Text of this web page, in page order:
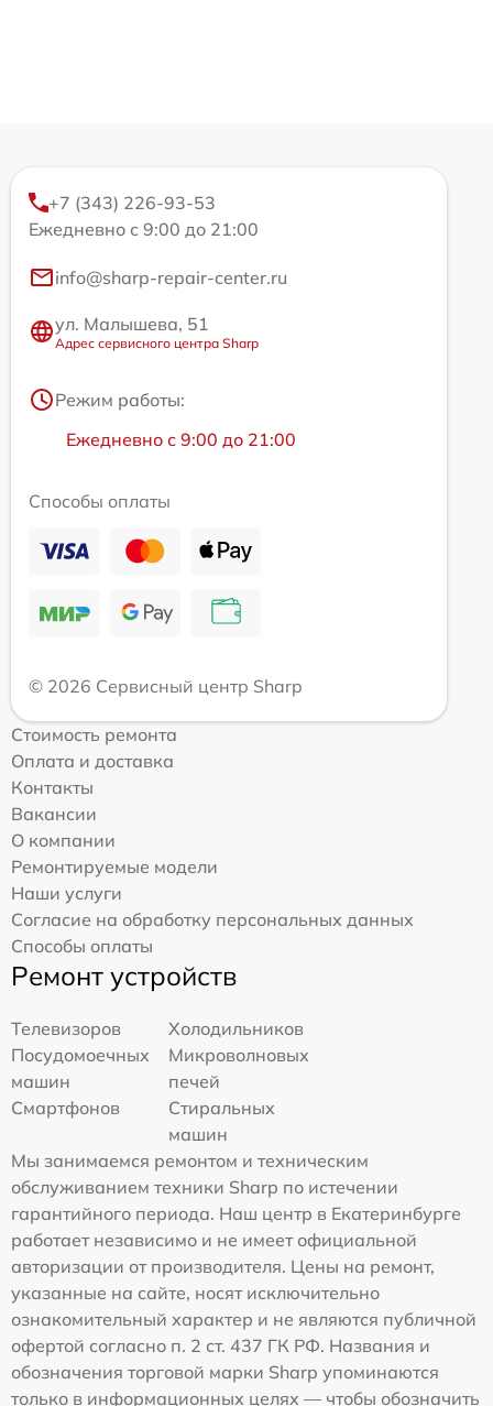
+7 (343) 226-93-53
Ежедневно с 9:00 до 21:00
info@sharp-repair-center.ru
ул. Малышева, 51
Адрес сервисного центра Sharp
Режим работы:
Ежедневно с 9:00 до 21:00
Способы оплаты
© 2026 Сервисный центр Sharp
Стоимость ремонта
Оплата и доставка
Контакты
Вакансии
О компании
Ремонтируемые модели
Наши услуги
Согласие на обработку персональных данных
Способы оплаты
Ремонт устройств
Телевизоров
Холодильников
Посудомоечных
машин
Микроволновых
печей
Смартфонов
Стиральных
машин
Мы занимаемся ремонтом и техническим
обслуживанием техники Sharp по истечении
гарантийного периода. Наш центр в Екатеринбурге
работает независимо и не имеет официальной
авторизации от производителя. Цены на ремонт,
указанные на сайте, носят исключительно
ознакомительный характер и не являются публичной
офертой согласно п. 2 ст. 437 ГК РФ. Названия и
обозначения торговой марки Sharp упоминаются
только в информационных целях — чтобы обозначить